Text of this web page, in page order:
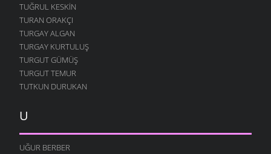
TUĞRUL KESKIN
TURAN ORAKÇI
TURGAY ALGAN
TURGAY KURTULUŞ
TURGUT GÜMÜŞ
TURGUT TEMUR
TUTKUN DURUKAN
U
UĞUR BERBER